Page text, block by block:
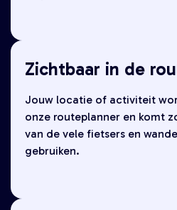
Zichtbaar in de
Jouw locatie of activiteit
onze routeplanner en komt
van de vele fietsers en
gebruiken.